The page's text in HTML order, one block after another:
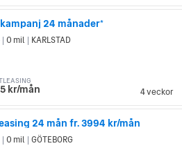
24 månader*
4 veckor
0 mil KARLSTAD
kr/mån
24 mån fr. 3994 kr/mån
0 mil GÖTEBORG